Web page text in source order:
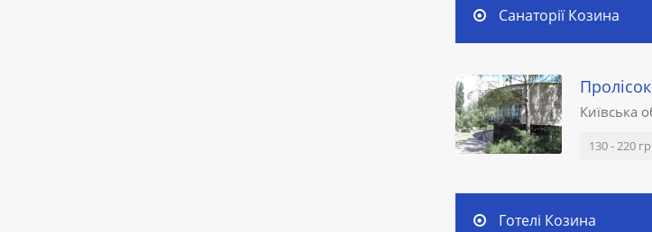
Санаторії Козина
Пролісок
Київська
130 - 220
Готелі Козина